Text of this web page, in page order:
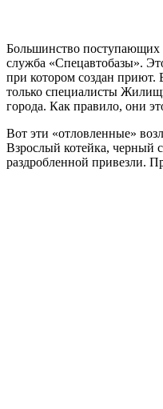
Большинство поступающих
служба «Спецавтобазы».
при котором создан приют.
только специалисты
города. Как правило, они
Вот эти «отловленные»
Взрослый котейка, черный
раздробленной привезли.